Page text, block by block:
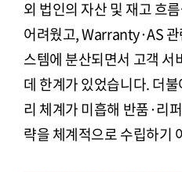
외 법인의 자산 및 재고 흐
어려웠고, Warranty·AS
스템에 분산되면서 고객
데 한계가 있었습니다. 더
리 체계가 미흡해 반품·리
략을 체계적으로 수립하기